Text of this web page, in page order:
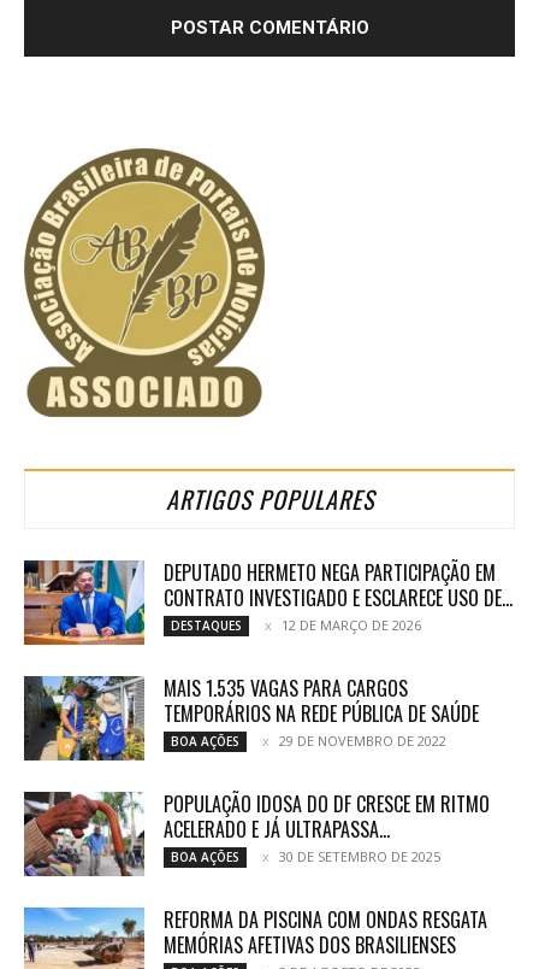
ARTIGOS POPULARES
DEPUTADO HERMETO NEGA PARTICIPAÇÃO EM
CONTRATO INVESTIGADO E ESCLARECE USO DE...
DESTAQUES 12 DE MARÇO DE 2026
MAIS 1.535 VAGAS PARA CARGOS
TEMPORÁRIOS NA REDE PÚBLICA DE SAÚDE
BOA AÇÕES 29 DE NOVEMBRO DE 2022
POPULAÇÃO IDOSA DO DF CRESCE EM RITMO
ACELERADO E JÁ ULTRAPASSA...
BOA AÇÕES 30 DE SETEMBRO DE 2025
REFORMA DA PISCINA COM ONDAS RESGATA
MEMÓRIAS AFETIVAS DOS BRASILIENSES